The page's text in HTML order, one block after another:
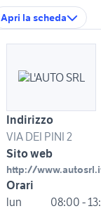
Apri la scheda
Indirizzo
VIA DEI PINI 2
Sito web
http://
Orari
lun
08:00 -